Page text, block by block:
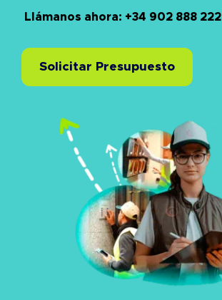
Llámanos ahora: +34 902 888 222
Solicitar Presupuesto